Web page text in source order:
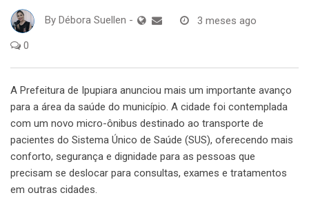
By Débora Suellen - 3 meses ago
0
A Prefeitura de Ipupiara anunciou mais um importante avanço
para a área da saúde do município. A cidade foi contemplada
com um novo micro-ônibus destinado ao transporte de
pacientes do Sistema Único de Saúde (SUS), oferecendo mais
conforto, segurança e dignidade para as pessoas que
precisam se deslocar para consultas, exames e tratamentos
em outras cidades.